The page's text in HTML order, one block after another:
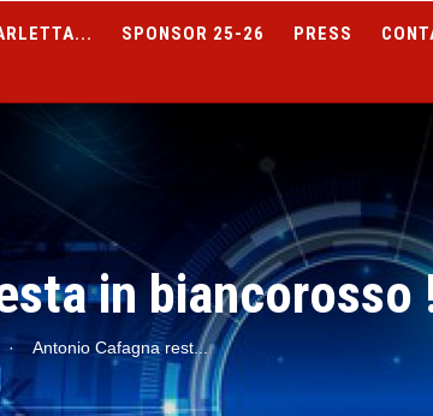
SPONSOR 25-26 PRESS
in biancorosso
· Antonio Cafagna rest...